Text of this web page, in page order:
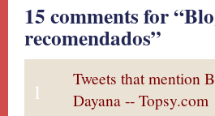
15 comments for
recomendados”
1
Tweets that mention
Dayana -- Topsy.com